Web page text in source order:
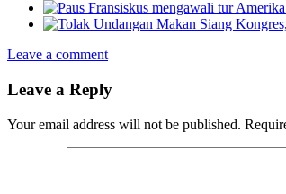
Leave a comment
Leave a Reply
Your email address will not be published.